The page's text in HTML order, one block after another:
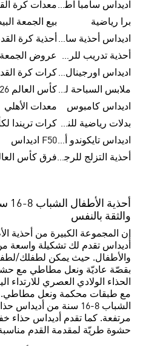
اديداس سامبا اطفالمعدات كرة
برا رياضية
بيع الجمعة
اديداس أحذية سامبا للنساء أحذية كرة
أحذية تدريب للرجال
اديداس اورجينال ملابس
ملابس السباحة للرجال
اديداس كامبوس
معدات الأهلي
بدلات رياضية للنساء
اديداس تايكوندو أورجنالزF50 اديداس
أحذية التزلج للرجال
والثقة بالنفس
أديداس تقدم لك تشكيلة واسعة
والأطفال. حيث يمكن لطفلك/
بقصّة عاديّة ونعل مطاطي مع
الحذاء الولادي العصري
مع طبقات محكمة ونعل مطاطي.
الشباب 8-16 سنة من
مرتفعة. كما تقدم أديداس حذاء
حشوة طريّة لمقدمة القدم